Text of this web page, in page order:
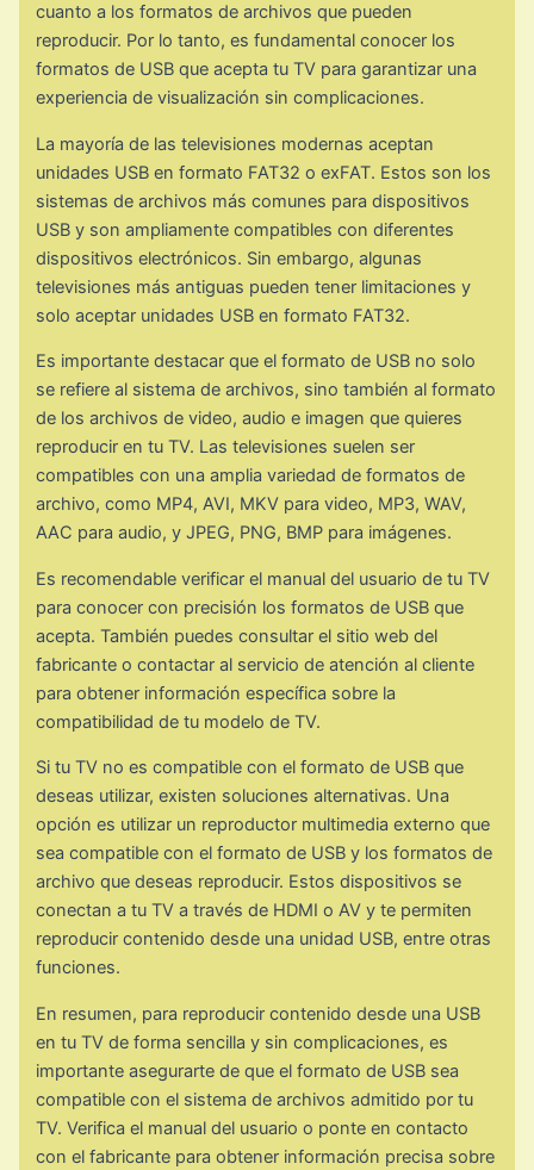
cuanto a los formatos de archivos que pueden
reproducir. Por lo tanto, es fundamental conocer los
formatos de USB que acepta tu TV para garantizar una
experiencia de visualización sin complicaciones.
La mayoría de las televisiones modernas aceptan
unidades USB en formato FAT32 o exFAT. Estos son los
sistemas de archivos más comunes para dispositivos
USB y son ampliamente compatibles con diferentes
dispositivos electrónicos. Sin embargo, algunas
televisiones más antiguas pueden tener limitaciones y
solo aceptar unidades USB en formato FAT32.
Es importante destacar que el formato de USB no solo
se refiere al sistema de archivos, sino también al formato
de los archivos de video, audio e imagen que quieres
reproducir en tu TV. Las televisiones suelen ser
compatibles con una amplia variedad de formatos de
archivo, como MP4, AVI, MKV para video, MP3, WAV,
AAC para audio, y JPEG, PNG, BMP para imágenes.
Es recomendable verificar el manual del usuario de tu TV
para conocer con precisión los formatos de USB que
acepta. También puedes consultar el sitio web del
fabricante o contactar al servicio de atención al cliente
para obtener información específica sobre la
compatibilidad de tu modelo de TV.
Si tu TV no es compatible con el formato de USB que
deseas utilizar, existen soluciones alternativas. Una
opción es utilizar un reproductor multimedia externo que
sea compatible con el formato de USB y los formatos de
archivo que deseas reproducir. Estos dispositivos se
conectan a tu TV a través de HDMI o AV y te permiten
reproducir contenido desde una unidad USB, entre otras
funciones.
En resumen, para reproducir contenido desde una USB
en tu TV de forma sencilla y sin complicaciones, es
importante asegurarte de que el formato de USB sea
compatible con el sistema de archivos admitido por tu
TV. Verifica el manual del usuario o ponte en contacto
con el fabricante para obtener información precisa sobre